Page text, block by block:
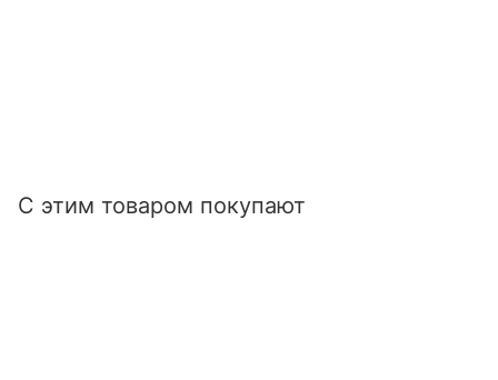
С этим товаром покупают